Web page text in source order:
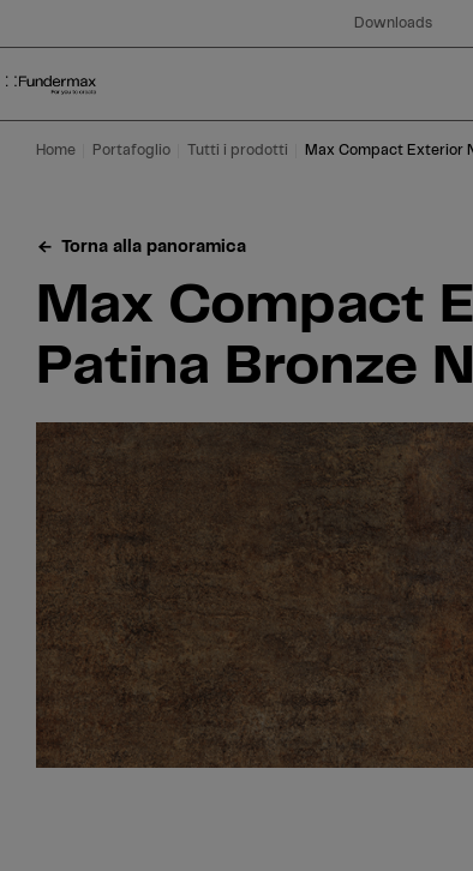
Downloads
Home Portafoglio Tutti i prodotti Max Compact Exterior
Torna alla panoramica
Max Compact
Patina Bronze